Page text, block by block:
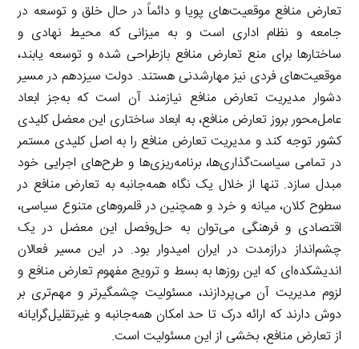
تعارض منافع موقعیت‌های پویا و دائماً در حال خلق و توسعه در
جامعه و نظام اداری است و به میزانی که محیط نهادی و
ساختارها برای منع تعارض منافع بازطراحی شده و توسعه یابند،
موقعیت‌های فردی نیز مهارشدنی هستند. دولت سیزدهم در مسیر
دشوار مدیریت تعارض منافع نیازمند آن است که به‌جز ابعاد
عامل‌محور بروز تعارض منافع، به ابعاد ساختاری این معضل کلیدی
کشور توجه کند و مدیریت تعارض منافع را به اصل کلیدی مستمر
در تمامی سیاست‌گذاری‌ها، برنامه‌ریزی‌ها و طرح‌های اجرایی خود
مبدل سازد. تنها از خلال یک نگاه همه‌جانبه به تعارض منافع در
سطوح کلان، میانه و خرد و همچنین در قلمروهای متنوع سیاسی،
اقتصادی و فرهنگی می‌توان به حل‌وفصل این معضل در یک
چشم‌انداز درازمدت در ایران امیدوار بود. در این مسیر فعالان
اندیشکده‌ای که این روزها به بسط و ترویج مفهوم تعارض منافع و
لزوم مدیریت آن می‌پردازند، مسئولیت چشمگیرتر و مهم‌تری بر
دوش دارند که ارائه درک تا حد امکان همه‌جانبه و غیرتقلیل‌گرایانه
از تعارض منافع، بخشی از این مسئولیت است.